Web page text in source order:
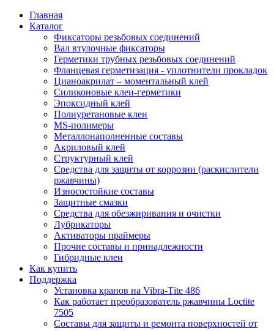
Главная
Каталог
Фиксаторы резьбовых соединений
Вал втулочные фиксаторы
Герметики трубных резьбовых соединений
Фланцевая герметизация - уплотнители прокладок
Цианоакрилат – моментальный клей
Силиконовые клеи-герметики
Эпоксидный клей
Полиуретановые клеи
MS-полимеры
Металлонаполненные составы
Акриловый клей
Структурный клей
Средства для защиты от коррозии (раскислители
ржавчины)
Износостойкие составы
Защитные смазки
Средства для обезжиривания и очистки
Лубрикаторы
Активаторы праймеры
Прочие составы и принадлежности
Гибридные клеи
Как купить
Поддержка
Установка кранов на Vibra-Тite 486
Как работает преобразователь ржавчины Loctite
7505
Составы для защиты и ремонта поверхностей от